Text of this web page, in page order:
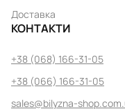
Доставка
КОНТАКТИ
+38 (068) 166-31-05
+38 (066) 166-31-05
sales@bilyzna-